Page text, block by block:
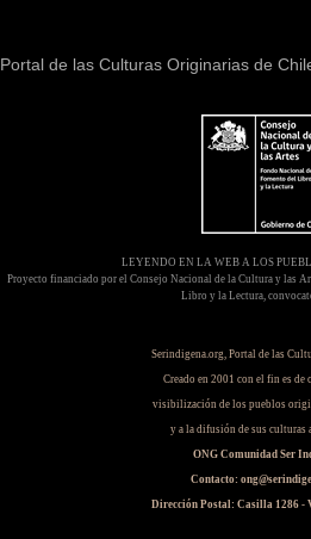
Portal de las Culturas Originarias de
LEYENDO EN LA WEB A LOS
Proyecto financiado por el Consejo Nacional de la Cultura y las
Libro y la Lectura,
Serindigena.org, Portal de las
Creado en 2001 con el fin es de
visibilización de los pueblos
y a la difusión de sus culturas
ONG Comunidad Ser
Contacto:
Dirección Postal: Casilla 1286 -